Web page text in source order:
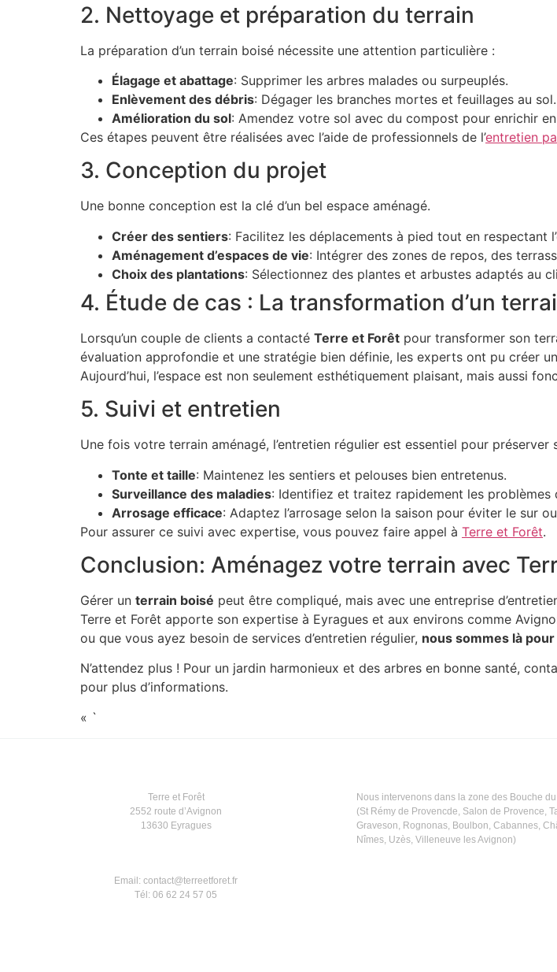
2. Nettoyage et préparation du terrain
La préparation d’un terrain boisé nécessite une attention particulière :
Élagage et abattage: Supprimer les arbres malades ou surpeuplés.
Enlèvement des débris: Dégager les branches mortes et feuillages au sol.
Amélioration du sol: Amendez votre sol avec du compost pour enrichir
Ces étapes peuvent être réalisées avec l’aide de professionnels de l’entretien
3. Conception du projet
Une bonne conception est la clé d’un bel espace aménagé.
Créer des sentiers: Facilitez les déplacements à pied tout en respectant
Aménagement d’espaces de vie: Intégrer des zones de repos, des
Choix des plantations: Sélectionnez des plantes et arbustes adaptés au
4. Étude de cas : La transformation d’un
Lorsqu’un couple de clients a contacté Terre et Forêt pour transformer son
évaluation approfondie et une stratégie bien définie, les experts ont pu créer
Aujourd’hui, l’espace est non seulement esthétiquement plaisant, mais aussi
5. Suivi et entretien
Une fois votre terrain aménagé, l’entretien régulier est essentiel pour préserver
Tonte et taille: Maintenez les sentiers et pelouses bien entretenus.
Surveillance des maladies: Identifiez et traitez rapidement les problèmes
Arrosage efficace: Adaptez l’arrosage selon la saison pour éviter le sur
Pour assurer ce suivi avec expertise, vous pouvez faire appel à Terre et Forêt.
Conclusion: Aménagez votre terrain avec
Gérer un terrain boisé peut être compliqué, mais avec une entreprise
Terre et Forêt apporte son expertise à Eyragues et aux environs comme
ou que vous ayez besoin de services d’entretien régulier, nous sommes là
N’attendez plus ! Pour un jardin harmonieux et des arbres en bonne santé,
pour plus d’informations.
« `
Terre et Forêt
2552 route d’Avignon
13630 Eyragues
Email: contact@terreetforet.fr
Tél: 06 62 24 57 05
Nous intervenons dans la zone des Bouche
(St Rémy de Provencde, Salon de Provence,
Graveson, Rognonas, Boulbon, Cabannes,
Nîmes, Uzès, Villeneuve les Avignon)